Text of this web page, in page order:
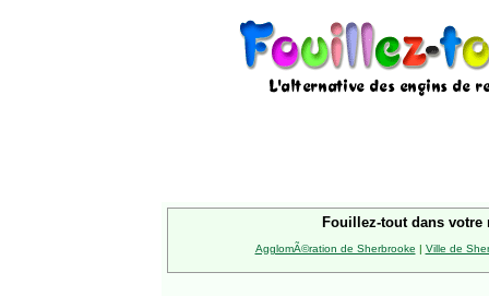
Fouillez-tout dans votre
AgglomÃ©ration de Sherbrooke | Ville de